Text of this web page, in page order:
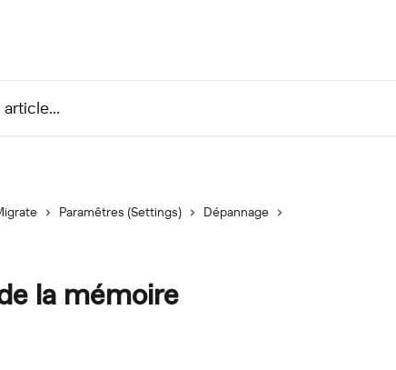
Paramêtres (Settings)
Dépannage
la mémoire